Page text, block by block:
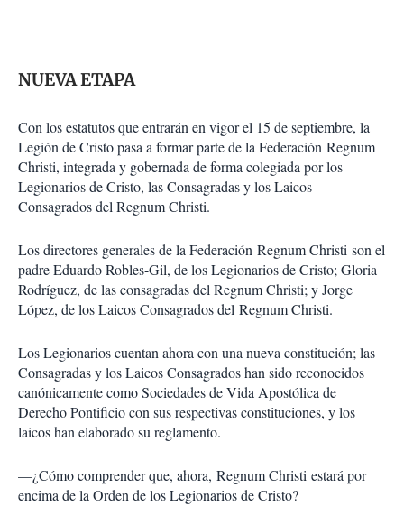
NUEVA ETAPA
Con los estatutos que entrarán en vigor el 15 de septiembre, la
Legión de Cristo pasa a formar parte de la Federación Regnum
Christi, integrada y gobernada de forma colegiada por los
Legionarios de Cristo, las Consagradas y los Laicos
Consagrados del Regnum Christi.
Los directores generales de la Federación Regnum Christi son el
padre Eduardo Robles-Gil, de los Legionarios de Cristo; Gloria
Rodríguez, de las consagradas del Regnum Christi; y Jorge
López, de los Laicos Consagrados del Regnum Christi.
Los Legionarios cuentan ahora con una nueva constitución; las
Consagradas y los Laicos Consagrados han sido reconocidos
canónicamente como Sociedades de Vida Apostólica de
Derecho Pontificio con sus respectivas constituciones, y los
laicos han elaborado su reglamento.
—¿Cómo comprender que, ahora, Regnum Christi estará por
encima de la Orden de los Legionarios de Cristo?